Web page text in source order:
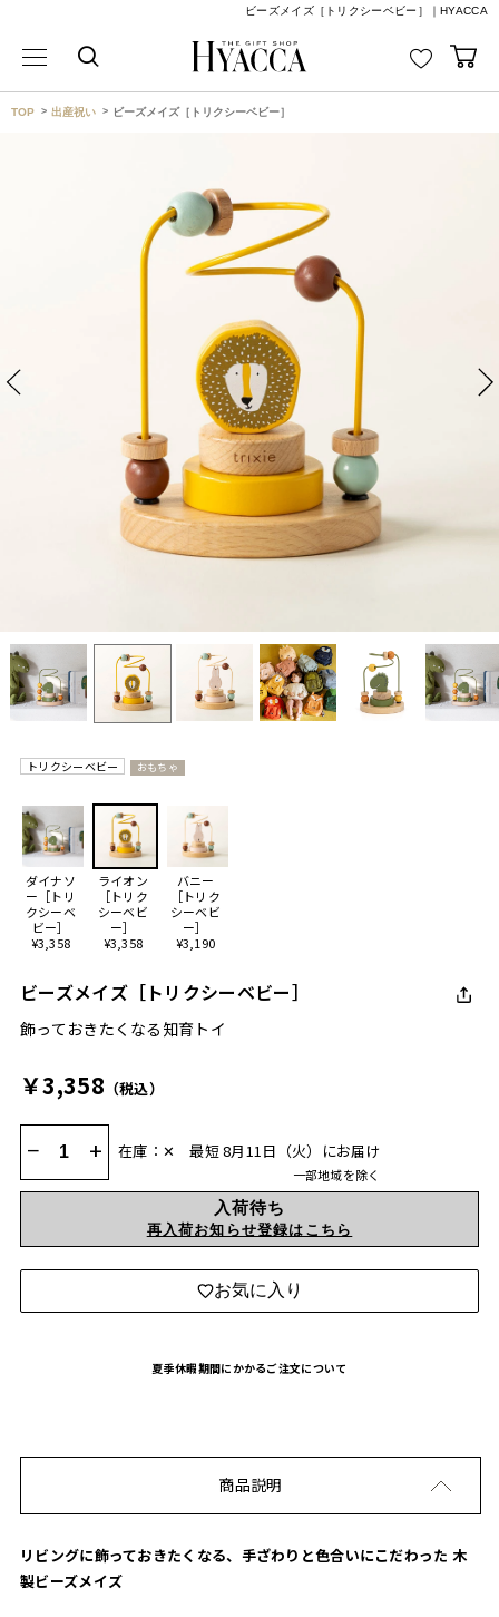
ビーズメイズ［トリクシーベビー］｜HYACCA
TOP 出産祝い ビーズメイズ［トリクシーベビー］
トリクシーベビー おもちゃ
ダイナソ
ー［トリ
クシーベ
ビー］
¥3,358
ライオン
［トリク
シーベビ
ー］
¥3,358
バニー
［トリク
シーベビ
ー］
¥3,190
ビーズメイズ［トリクシーベビー］
飾っておきたくなる知育トイ
￥3,358 （税込）
− + 在庫：✕ 最短 8月11日（火）にお届け
一部地域を除く
入荷待ち
再入荷お知らせ登録はこちら
お気に入り
夏季休暇期間にかかるご注文について
商品説明
リビングに飾っておきたくなる、手ざわりと色合いにこだわった 木
製ビーズメイズ